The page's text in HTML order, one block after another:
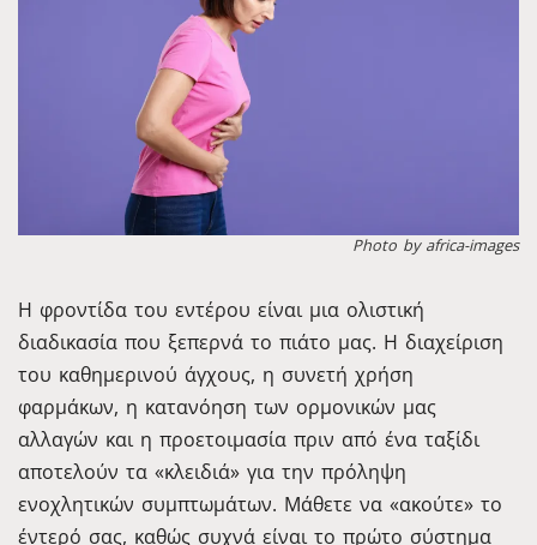
Photo by africa-images
Η φροντίδα του εντέρου είναι μια ολιστική
διαδικασία που ξεπερνά το πιάτο μας. Η διαχείριση
του καθημερινού άγχους, η συνετή χρήση
φαρμάκων, η κατανόηση των ορμονικών μας
αλλαγών και η προετοιμασία πριν από ένα ταξίδι
αποτελούν τα «κλειδιά» για την πρόληψη
ενοχλητικών συμπτωμάτων. Μάθετε να «ακούτε» το
έντερό σας, καθώς συχνά είναι το πρώτο σύστημα